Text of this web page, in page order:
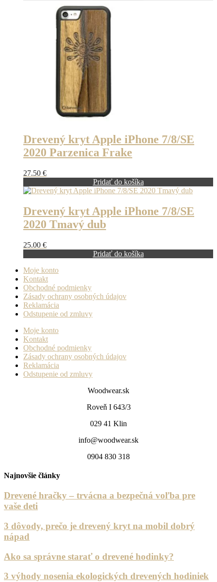
Drevený kryt Apple iPhone 7/8/SE
2020 Parzenica Frake
27.50 €
Pridať do košíka
Drevený kryt Apple iPhone 7/8/SE
2020 Tmavý dub
25.00 €
Pridať do košíka
Moje konto
Kontakt
Obchodné podmienky
Zásady ochrany osobných údajov
Reklamácia
Odstupenie od zmluvy
Moje konto
Kontakt
Obchodné podmienky
Zásady ochrany osobných údajov
Reklamácia
Odstupenie od zmluvy
Woodwear.sk
Roveň I 643/3
029 41 Klin
info@woodwear.sk
0904 830 318
Najnovšie články
Drevené hračky – trvácna a bezpečná voľba pre
vaše deti
3 dôvody, prečo je drevený kryt na mobil dobrý
nápad
Ako sa správne starať o drevené hodinky?
3 výhody nosenia ekologických drevených hodiniek